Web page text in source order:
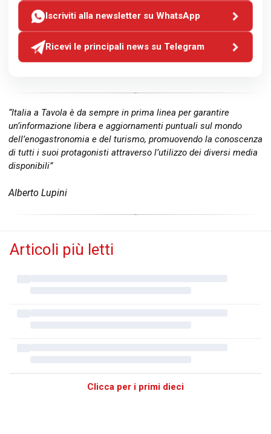
Iscriviti alla newsletter su WhatsApp
Ricevi le principali news su Telegram
“Italia a Tavola è da sempre in prima linea per garantire
un’informazione libera e aggiornamenti puntuali sul mondo
dell’enogastronomia e del turismo, promuovendo la conoscenza
di tutti i suoi protagonisti attraverso l’utilizzo dei diversi media
disponibili”
Alberto Lupini
Articoli più letti
Clicca per i primi dieci